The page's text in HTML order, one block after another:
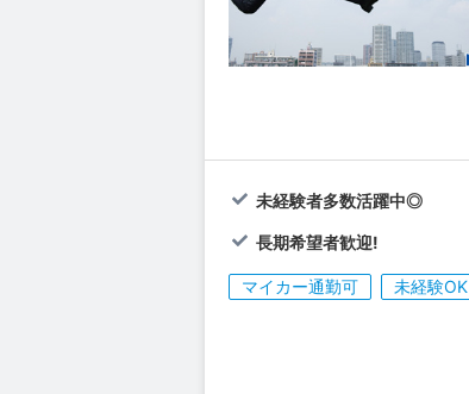
未経験者多数活躍中◎
長期希望者歓迎!
マイカー通勤可 未経験OK